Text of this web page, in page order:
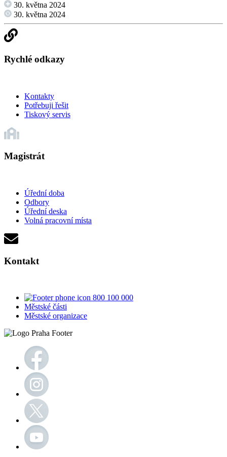
30. května 2024
30. května 2024
Rychlé odkazy
Kontakty
Potřebuji řešit
Tiskový servis
Magistrát
Úřední doba
Odbory
Úřední deska
Volná pracovní místa
Kontakt
800 100 000
Městské části
Městské organizace